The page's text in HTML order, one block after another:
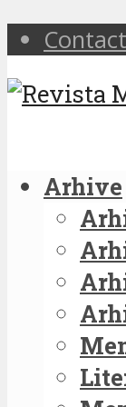
Arhive